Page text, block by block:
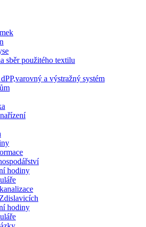
sběr použitého textilu
a výstražný systém
hodiny
hodiny